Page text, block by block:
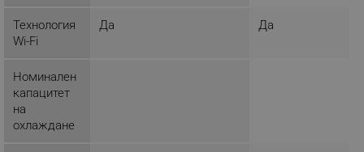
Технология
Wi-Fi
Да Да
Номинален
капацитет
на
охлаждане
_sgf_test_mode